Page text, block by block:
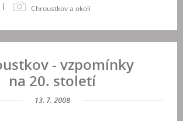
| Chroustkov a okolí
- vzpomínky
na 20. století
13. 7. 2008